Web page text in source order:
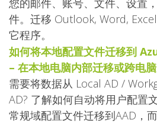
您的邮件、账号、文件、设置
件。迁移 Outlook, Word,
它程序。
如何将本地配置文件迁移到
– 在本地电脑内部迁移或跨电
需要将数据从 Local AD /
AD? 了解如何自动将用户配置
常规域配置文件迁移到AAD，